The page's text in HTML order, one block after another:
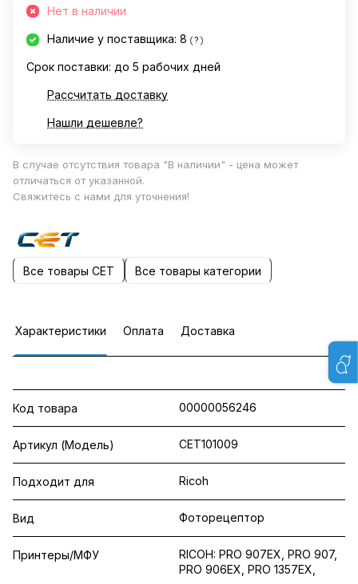
Нет в наличии
Наличие у поставщика: 8 ?
Срок поставки: до 5 рабочих дней
Рассчитать доставку
Нашли дешевле?
В случае отсутствия товара "В наличии" - цена может
отличаться от указанной.
Свяжитесь с нами для уточнения!
Все товары CET Все товары категории
Характеристики Оплата Доставка
Код товара 00000056246
Артикул (Модель) CET101009
Подходит для Ricoh
Вид Фоторецептор
Принтеры/МФУ
RICOH: PRO 907EX, PRO 907,
PRO 906EX, PRO 1357EX,